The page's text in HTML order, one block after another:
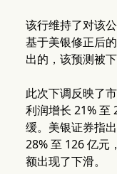
该行维持了对该
基于美银修正后
出的，该预测被
此次下调反映了
利润增长 21% 至
缓。美银证券指
28% 至 126 亿元
额出现了下滑。